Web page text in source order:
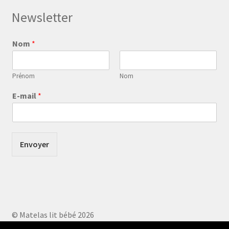
Newsletter
Nom *
Prénom Nom
E-mail *
Envoyer
© Matelas lit bébé 2026